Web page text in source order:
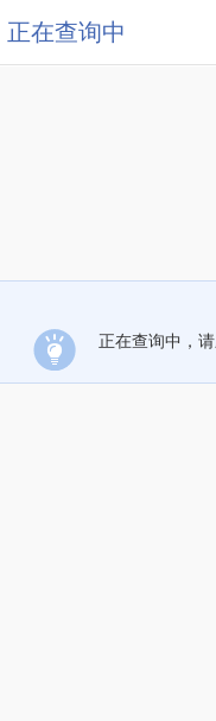
正在查询中
正在查询中，